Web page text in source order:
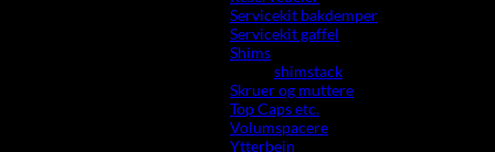
Servicekit bakdemper
Servicekit gaffel
Shims
shimstack
Skruer og muttere
Top Caps etc.
Volumspacere
Ytterbein